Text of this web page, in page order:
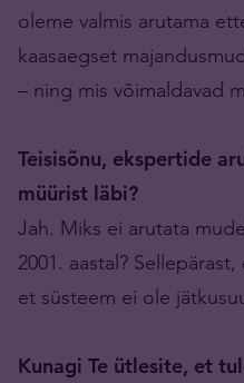
oleme valmis arutama
kaasaegset
– ning mis võimaldavad
Teisisõnu, ekspertide
müürist läbi?
Jah. Miks ei arutata
2001. aastal?
et süsteem ei ole
Kunagi Te ütlesite, et